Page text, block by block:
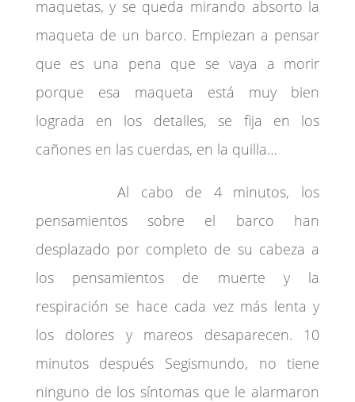
maquetas, y se queda mirando absorto la
maqueta de un barco. Empiezan a pensar
que es una pena que se vaya a morir
porque esa maqueta está muy bien
lograda en los detalles, se fija en los
cañones en las cuerdas, en la quilla…
Al cabo de 4 minutos, los
pensamientos sobre el barco han
desplazado por completo de su cabeza a
los pensamientos de muerte y la
respiración se hace cada vez más lenta y
los dolores y mareos desaparecen. 10
minutos después Segismundo, no tiene
ninguno de los síntomas que le alarmaron